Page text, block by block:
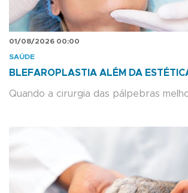
01/08/2026 00:00
SAÚDE
BLEFAROPLASTIA ALÉM DA
Quando a cirurgia das pálpebras